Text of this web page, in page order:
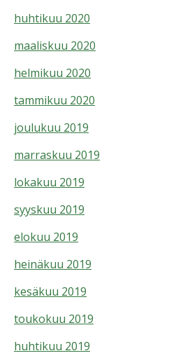
huhtikuu 2020
maaliskuu 2020
helmikuu 2020
tammikuu 2020
joulukuu 2019
marraskuu 2019
lokakuu 2019
syyskuu 2019
elokuu 2019
heinäkuu 2019
kesäkuu 2019
toukokuu 2019
huhtikuu 2019